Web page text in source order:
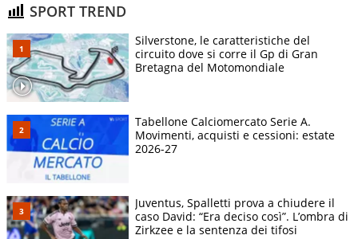
SPORT TREND
Silverstone, le caratteristiche del
circuito dove si corre il Gp di Gran
Bretagna del Motomondiale
Tabellone Calciomercato Serie A.
Movimenti, acquisti e cessioni: estate
2026-27
Juventus, Spalletti prova a chiudere il
caso David: “Era deciso così”. L’ombra di
Zirkzee e la sentenza dei tifosi